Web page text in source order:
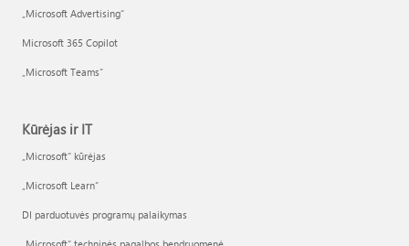
„Microsoft Advertising“
Microsoft 365 Copilot
„Microsoft Teams“
Kūrėjas ir IT
„Microsoft“ kūrėjas
„Microsoft Learn“
DI parduotuvės programų palaikymas